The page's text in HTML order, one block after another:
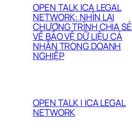
OPEN TALK ICA LEGAL
NETWORK: NHÌN LẠI
CHƯƠNG TRÌNH CHIA SẺ
VỀ BẢO VỆ DỮ LIỆU CÁ
NHÂN TRONG DOANH
NGHIỆP
OPEN TALK | ICA LEGAL
NETWORK